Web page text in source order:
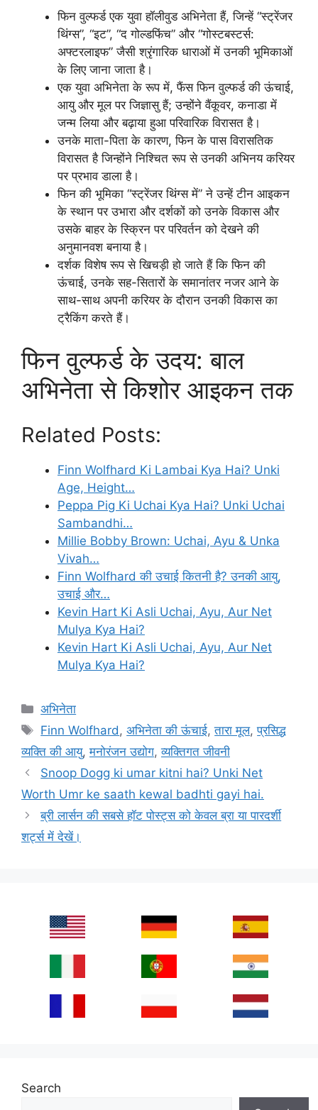
फिन वुल्फर्ड एक युवा हॉलीवुड अभिनेता हैं, जिन्हें “स्ट्रेंजर
थिंग्स”, “इट”, “द गोल्डफिंच” और “गोस्टबस्टर्स:
अफ्टरलाइफ” जैसी श्रृंगारिक धाराओं में उनकी भूमिकाओं
के लिए जाना जाता है।
एक युवा अभिनेता के रूप में, फैंस फिन वुल्फर्ड की ऊंचाई,
आयु और मूल पर जिज्ञासु हैं; उन्होंने वैंकूवर, कनाडा में
जन्म लिया और बढ़ाया हुआ परिवारिक विरासत है।
उनके माता-पिता के कारण, फिन के पास विरासतिक
विरासत है जिन्होंने निश्चित रूप से उनकी अभिनय करियर
पर प्रभाव डाला है।
फिन की भूमिका “स्ट्रेंजर थिंग्स में” ने उन्हें टीन आइकन
के स्थान पर उभारा और दर्शकों को उनके विकास और
उसके बाहर के स्क्रिन पर परिवर्तन को देखने की
अनुमानवश बनाया है।
दर्शक विशेष रूप से खिचड़ी हो जाते हैं कि फिन की
ऊंचाई, उनके सह-सितारों के समानांतर नजर आने के
साथ-साथ अपनी करियर के दौरान उनकी विकास का
ट्रैकिंग करते हैं।
फिन वुल्फर्ड के उदय: बाल
अभिनेता से किशोर आइकन तक
Related Posts:
Finn Wolfhard Ki Lambai Kya Hai? Unki
Age, Height…
Peppa Pig Ki Uchai Kya Hai? Unki Uchai
Sambandhi…
Millie Bobby Brown: Uchai, Ayu & Unka
Vivah…
Finn Wolfhard की उचाई कितनी है? उनकी आयु,
उचाई और…
Kevin Hart Ki Asli Uchai, Ayu, Aur Net
Mulya Kya Hai?
Kevin Hart Ki Asli Uchai, Ayu, Aur Net
Mulya Kya Hai?
Categories
अभिनेता
Tags
Finn Wolfhard ,अभिनेता की ऊंचाई,तारा मूल,प्रसिद्ध
व्यक्ति की आयु,मनोरंजन उद्योग,व्यक्तिगत जीवनी
Snoop Dogg ki umar kitni hai? Unki Net
Worth Umr ke saath kewal badhti gayi hai.
ब्री लार्सन की सबसे हॉट पोस्ट्स को केवल ब्रा या पारदर्शी
शर्ट्स में देखें।
Search